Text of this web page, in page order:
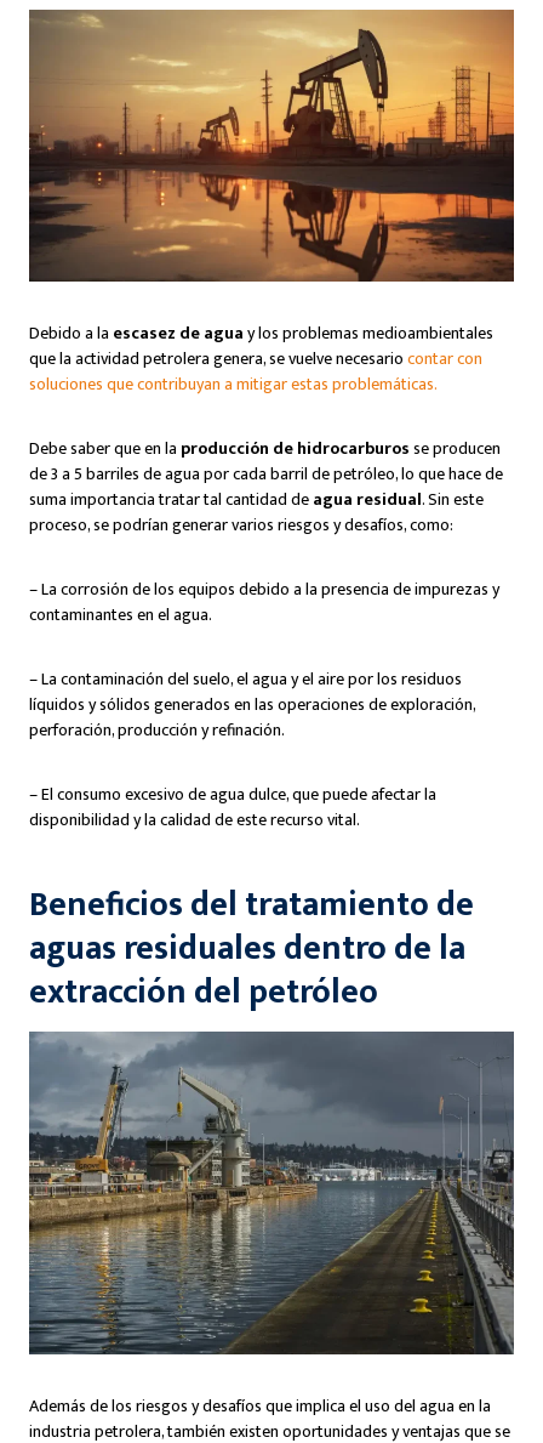
Debido a la escasez de aguay los problemas medioambientales
que la actividad petrolera genera, se vuelve necesariocontar con
soluciones que contribuyan a mitigar estas problemáticas.
Debe saber que en la producción de hidrocarburosse producen
de 3 a 5 barriles de agua por cada barril de petróleo, lo que hace de
suma importancia tratar tal cantidad deagua residual. Sin este
proceso, se podrían generar varios riesgos y desafíos, como:
– La corrosión de los equipos debido a la presencia de impurezas y
contaminantes en el agua.
– La contaminación del suelo, el agua y el aire por los residuos
líquidos y sólidos generados en las operaciones de exploración,
perforación, producción y refinación.
– El consumo excesivo de agua dulce, que puede afectar la
disponibilidad y la calidad de este recurso vital.
Beneficios del tratamiento de
aguas residuales dentro de la
extracción del petróleo
Además de los riesgos y desafíos que implica el uso del agua en la
industria petrolera, también existen oportunidades y ventajas que se